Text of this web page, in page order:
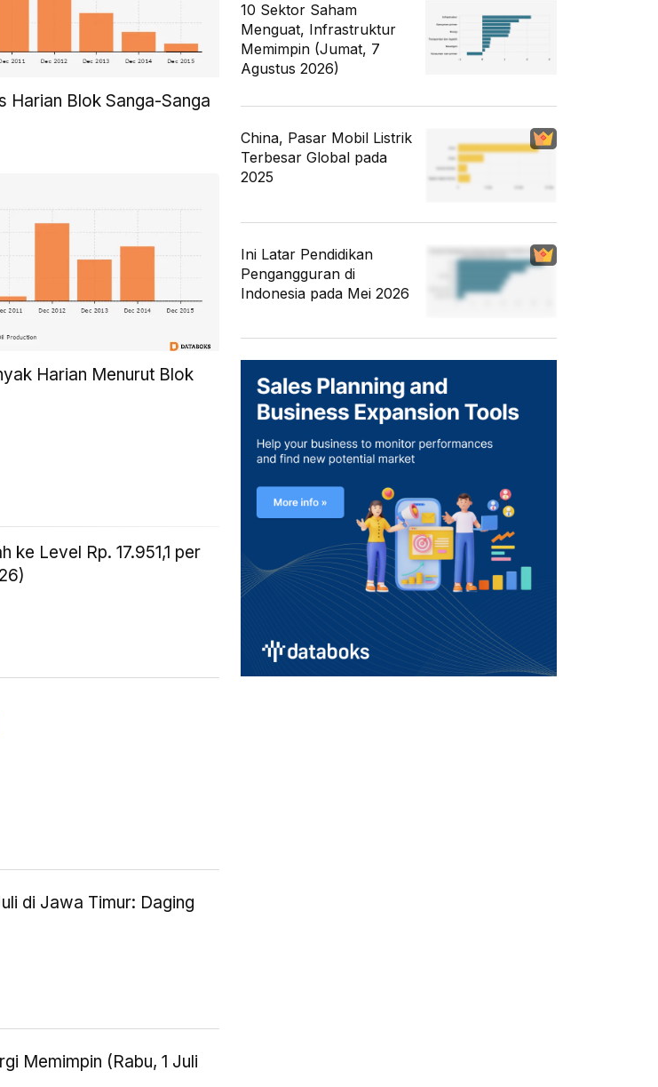
Harian Blok Sanga-Sanga
Harian Menurut Blok
ke Level Rp. 17.951,1 per
di Jawa Timur: Daging
Memimpin (Rabu, 1 Juli
10 Sektor Saham
Menguat, Infrastruktur
Memimpin (Jumat, 7
Agustus 2026)
China, Pasar Mobil Listrik
Terbesar Global pada
2025
Ini Latar Pendidikan
Pengangguran di
Indonesia pada Mei 2026